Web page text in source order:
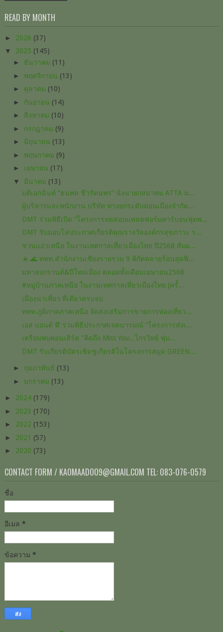
READ BY MONTH
► 2026 (37)
▼ 2025 (145)
► ธันวาคม (11)
► พฤศจิกายน (13)
► ตุลาคม (10)
► กันยายน (14)
► สิงหาคม (10)
► กรกฎาคม (9)
► มิถุนายน (13)
► พฤษภาคม (9)
► เมษายน (17)
▼ มีนาคม (13)
มติเอกฉันท์ “ธนพล ชีวรัตนพร” นั่งนายกสมาคม ATTA ม...
ผู้บริหารและพนักงาน บริษัท ทางยกระดับดอนเมืองจำกัด...
DMT ร่วมพิธีเปิด “โครงการทดสอบแพลตฟอร์มคาร์บอนฟุตพ...
DMT รับมอบโล่ประกาศเกียรติคุณรางวัลองค์กรสุขภาวะ ร...
ชวนแอ่วเหนือ ในงานเทศกาลเที่ยวเมืองไทย ปี2568 สัมผ...
☀️ 🌊 ททท.สำนักงานเชียงรายรวม 9 พิกัดคลายร้อนสุดฟิ...
มหาสงกรานต์&ปีใหม่เมือง ตลอดทั้งเดือนเมษายน2568
#หมู่บ้านภาคเหนือ ในงานเทศกาลเที่ยวเมืองไทย (ครั้...
เมืองน่าเที่ยว ที่เดียวครบจบ
ททท.ภูมิภาคภาคเหนือ จัดส่งเสริมการขายการท่องเที่ยว...
เอส แอนด์ พี’ ร่วมพิธีประกาศเจตนารมณ์ “โครงการส่งเ...
เตรียมพบคอนเสิร์ต "คิดถึง Miss You...ไกรวิทย์ พุ่ม...
DMT รับเกียรติบัตรเชิดชูเกียรติในโครงการสมุด GREEN...
► กุมภาพันธ์ (13)
► มกราคม (13)
► 2024 (179)
► 2023 (170)
► 2022 (153)
► 2021 (57)
► 2020 (73)
CONTACT FORM / KAOMAADOO9@GMAIL.COM TEL: 083-076-0579
ชื่อ
อีเมล *
ข้อความ *